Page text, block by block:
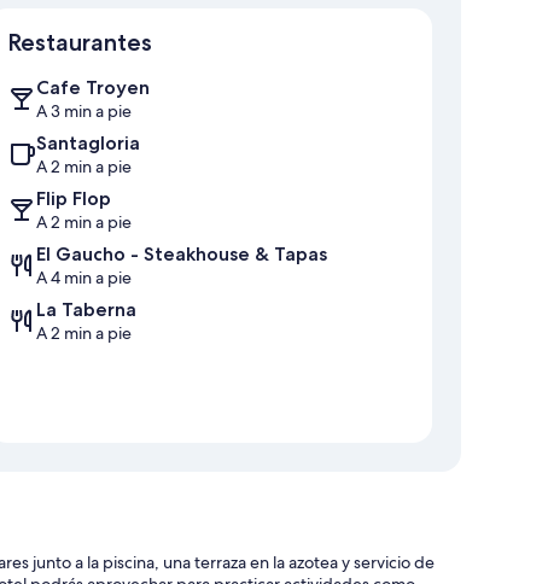
Restaurantes
Cafe Troyen
A 3 min a pie
Santagloria
A 2 min a pie
Flip Flop
A 2 min a pie
El Gaucho - Steakhouse & Tapas
A 4 min a pie
La Taberna
A 2 min a pie
junto a la piscina, una terraza en la azotea y servicio de